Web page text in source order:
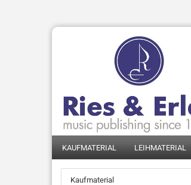
KAUFMATERIAL LEIHMATERIAL
Kaufmaterial